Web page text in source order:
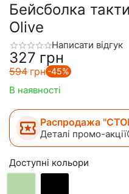
Бейсболка
Olive
Написати відгук
‍327‍ грн
‍594‍ грн -45%
В наявності
Распродажа
Деталі промо-акції
Доступні кольори